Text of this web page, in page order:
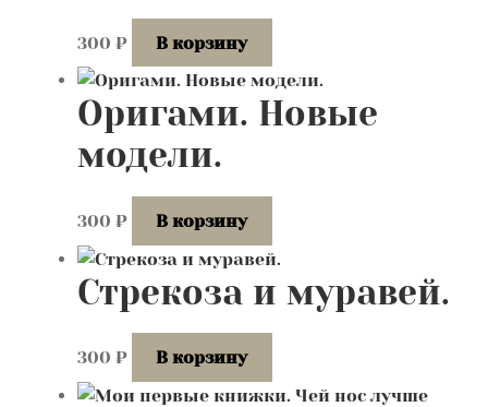
300 ₽ В корзину
Оригами. Новые
модели.
300 ₽ В корзину
Стрекоза и муравей.
300 ₽ В корзину